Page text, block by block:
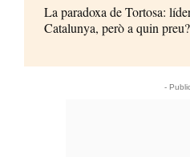
La paradoxa de Tortosa:
Catalunya, però a quin preu?
-